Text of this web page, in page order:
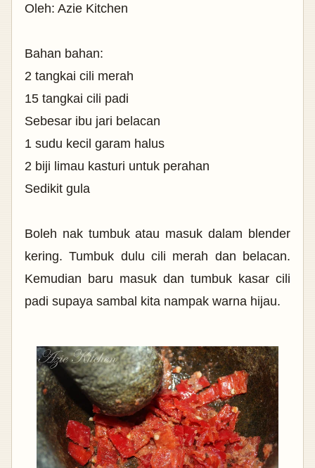
Oleh: Azie Kitchen
Bahan bahan:
2 tangkai cili merah
15 tangkai cili padi
Sebesar ibu jari belacan
1 sudu kecil garam halus
2 biji limau kasturi untuk perahan
Sedikit gula
Boleh nak tumbuk atau masuk dalam blender
kering. Tumbuk dulu cili merah dan belacan.
Kemudian baru masuk dan tumbuk kasar cili
padi supaya sambal kita nampak warna hijau.